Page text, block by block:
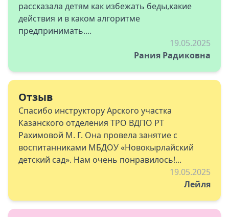
рассказала детям как избежать беды,какие
действия и в каком алгоритме
предпринимать....
19.05.2025
Рания Радиковна
Отзыв
Спасибо инструктору Арского участка
Казанского отделения ТРО ВДПО РТ
Рахимовой М. Г. Она провела занятие с
воспитанниками МБДОУ «Новокырлайский
детский сад». Нам очень понравилось!...
19.05.2025
Лейля